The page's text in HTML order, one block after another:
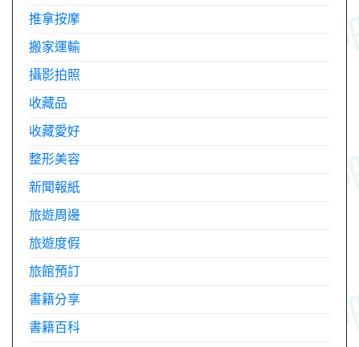
推拿按摩
搬家運輸
攝影拍照
收藏品
收藏愛好
整形美容
新聞報紙
旅遊周邊
旅遊度假
旅館預訂
書籍分享
書籍百科